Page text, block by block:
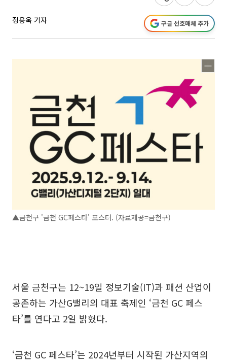
정용욱 기자 구글 선호매체 추가
▲금천구 '금천 GC페스타' 포스터. (자료제공=금천구)
서울 금천구는 12~19일 정보기술(IT)과 패션 산업이
공존하는 가산G밸리의 대표 축제인 ‘금천 GC 페스
타’를 연다고 2일 밝혔다.
‘금천 GC 페스타’는 2024년부터 시작된 가산지역의